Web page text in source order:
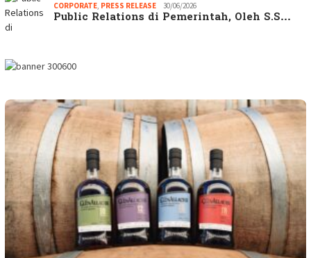
CORPORATE, PRESS RELEASE 30/06/2026
Public Relations di Pemerintah, Oleh S.S…